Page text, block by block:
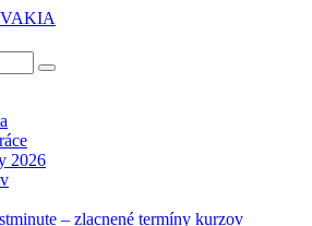
2026
– zlacnené termíny kurzov